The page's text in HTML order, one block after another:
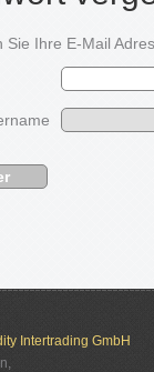
Sie Ihre E-Mail
Intertrading GmbH